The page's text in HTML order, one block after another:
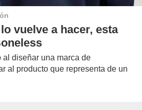
vuelve a hacer, esta
diseñar una marca de
al producto que representa de un